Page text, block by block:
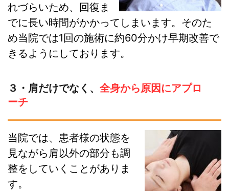
れづらいため、回復ま
でに長い時間がかかってしまいます。そのた
め当院では1回の施術に約60分かけ早期改善で
きるようにしております。
３・肩だけでなく、 全身から原因にアプロ
ーチ
当院では、患者様の状態を
見ながら肩以外の部分も調
整をしていくことがありま
す。